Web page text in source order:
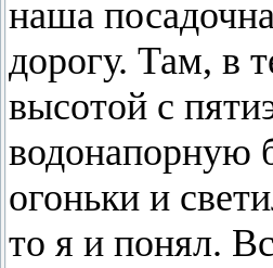
наша
дорогу. Там, в
высотой с
водонапорную
огоньки и
то я и понял.